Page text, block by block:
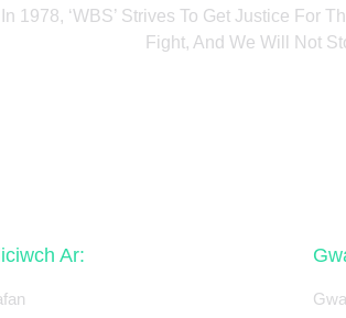
1978, ‘WBS’ Strives To Get Justice For
Fight, And We Will Not
Ar: